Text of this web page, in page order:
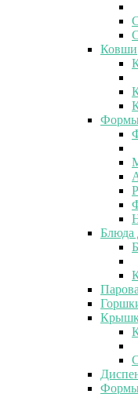
Ковши
Формы
Блюда
Формы